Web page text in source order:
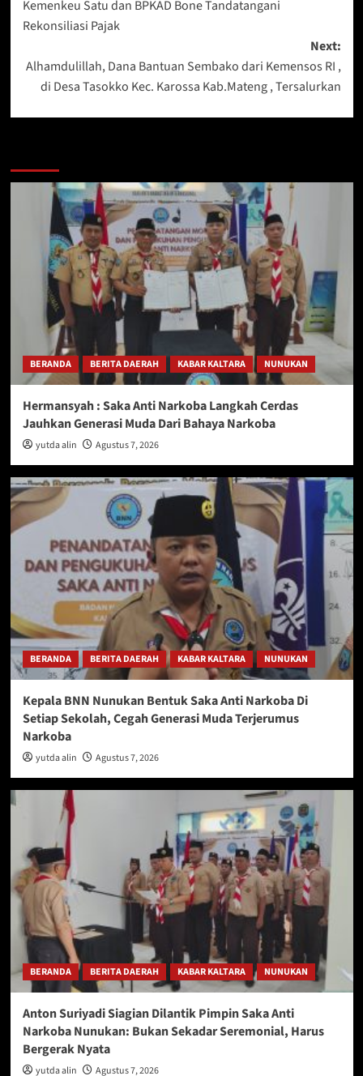
navigation
Kemenkeu Satu dan BPKAD Bone Tandatangani
Rekonsiliasi Pajak
Next:
Alhamdulillah, Dana Bantuan Sembako dari Kemensos RI ,
di Desa Tasokko Kec. Karossa Kab.Mateng , Tersalurkan
BERANDA BERITA DAERAH KABAR KALTARA NUNUKAN
Hermansyah : Saka Anti Narkoba Langkah Cerdas
Jauhkan Generasi Muda Dari Bahaya Narkoba
yutda alin Agustus 7, 2026
BERANDA BERITA DAERAH KABAR KALTARA NUNUKAN
Kepala BNN Nunukan Bentuk Saka Anti Narkoba Di
Setiap Sekolah, Cegah Generasi Muda Terjerumus
Narkoba
yutda alin Agustus 7, 2026
BERANDA BERITA DAERAH KABAR KALTARA NUNUKAN
Anton Suriyadi Siagian Dilantik Pimpin Saka Anti
Narkoba Nunukan: Bukan Sekadar Seremonial, Harus
Bergerak Nyata
yutda alin Agustus 7, 2026